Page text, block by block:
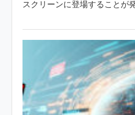
スクリーンに登場することが